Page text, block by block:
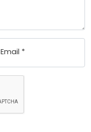
Email *